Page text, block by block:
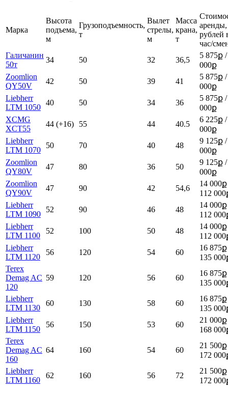
Марка
Высота
подъема,
м
Грузоподъемность,
т
Вылет
стрелы,
м
Масса
крана,
т
аренды,
рублей
час/
Галичанин
50т
34 50 32 36,5
5 875ք
000ք
Zoomlion
QY50V
42 50 39 41
5 875ք
000ք
Liebherr
LTM 1050
40 50 34 36
5 875ք
000ք
XCMG
XCT55
44 (+16) 55 44 40.5
6 225ք
000ք
Liebherr
LTM 1070
50 70 40 48
9 125ք
000ք
Zoomlion
QY80V
47 80 36 50
9 125ք
000ք
Zoomlion
QY90V
47 90 42 54,6
14
112
Liebherr
LTM 1090
52 90 46 48
14
112
Liebherr
LTM 1100
52 100 50 48
14
112
Liebherr
LTM 1120
56 120 54 60
16
135
Terex
Demag AC
120
59 120 56 60
16
135
Liebherr
LTM 1130
60 130 58 60
16
135
Liebherr
LTM 1150
56 150 53 60
21
168
Terex
Demag AC
160
64 160 54 60
21
172
Liebherr
LTM 1160
62 160 56 72
21
172